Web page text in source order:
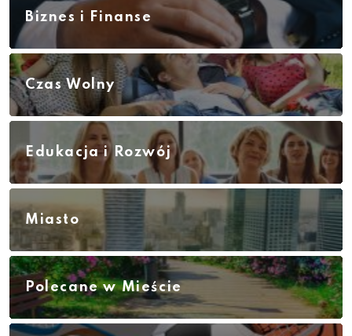
Biznes i Finanse
Czas Wolny
Edukacja i Rozwój
Miasto
Polecane w Mieście